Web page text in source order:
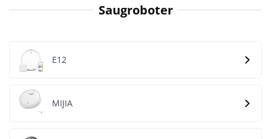
Saugroboter
E12
MIJIA